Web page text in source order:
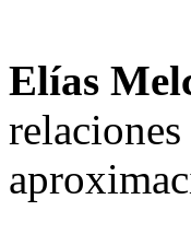
Elías